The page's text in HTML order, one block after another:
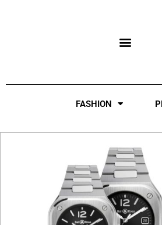
FASHION